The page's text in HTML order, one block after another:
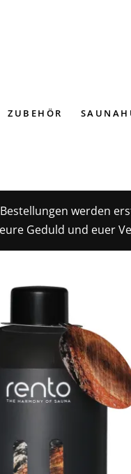
ZUBEHÖR
werden
Geduld und euer